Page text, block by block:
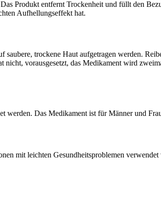
Produkt entfernt Trockenheit und füllt den
Aufhellungseffekt hat.
trockene Haut aufgetragen werden.
vorausgesetzt, das Medikament wird
werden. Das Medikament ist für Männer und
mit leichten Gesundheitsproblemen